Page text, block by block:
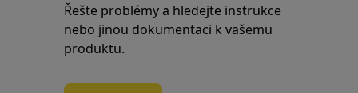
Řešte problémy a hledejte instrukce
nebo jinou dokumentaci k vašemu
produktu.